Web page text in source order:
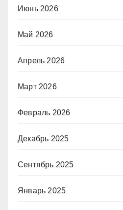
Июнь 2026
Май 2026
Апрель 2026
Март 2026
Февраль 2026
Декабрь 2025
Сентябрь 2025
Январь 2025